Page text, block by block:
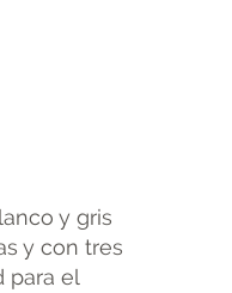
y gris
y con tres
para el